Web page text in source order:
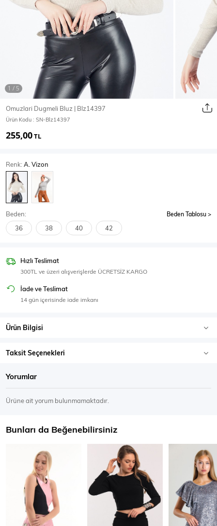
Mont & Kaban Yağmurluk
T-SHİRT & BLUZ
T-Shirt
Body
SPOR GİYİM
Eşofman Üstü
Omuzlari Dugmeli Bluz | Blz14397
Ürün Kodu : SN-Blz14397
255,00TL
Renk:A. Vizon
Beden: Beden Tablosu
36 38 40 42
Hızlı Teslimat
300TL ve üzeri alışverişlerde ÜCRETSİZ KARGO
İade ve Teslimat
14 gün içerisinde iade imkanı
Ürün Bilgisi
Taksit Seçenekleri
Yorumlar
Ürüne ait yorum bulunmamaktadır.
Bunları da Beğenebilirsiniz